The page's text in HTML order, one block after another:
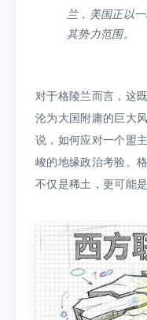
兰，美国正以
其势力范围。
对于格陵兰而言，这
沦为大国附庸的巨大
说，如何应对一个盟
峻的地缘政治考验。
不仅是稀土，更可能是